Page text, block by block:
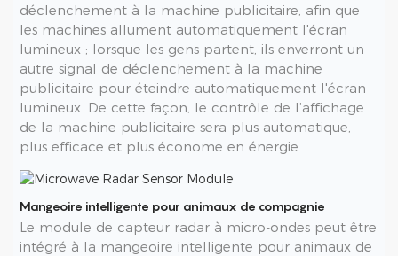
déclenchement à la machine publicitaire, afin que
les machines allument automatiquement l'écran
lumineux ; lorsque les gens partent, ils enverront un
autre signal de déclenchement à la machine
publicitaire pour éteindre automatiquement l'écran
lumineux. De cette façon, le contrôle de l’affichage
de la machine publicitaire sera plus automatique,
plus efficace et plus économe en énergie.
Mangeoire intelligente pour animaux de compagnie
Le module de capteur radar à micro-ondes peut être
intégré à la mangeoire intelligente pour animaux de